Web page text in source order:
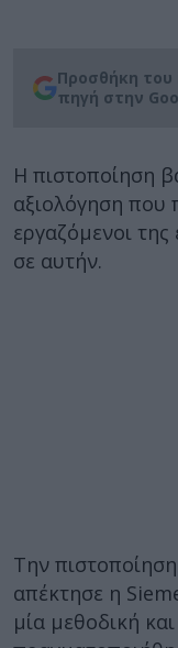
Προσθήκη
πηγή στην
Η πιστοποίηση
αξιολόγηση που
εργαζόμενοι της
σε αυτήν.
Την
απέκτησε η
μία μεθοδική